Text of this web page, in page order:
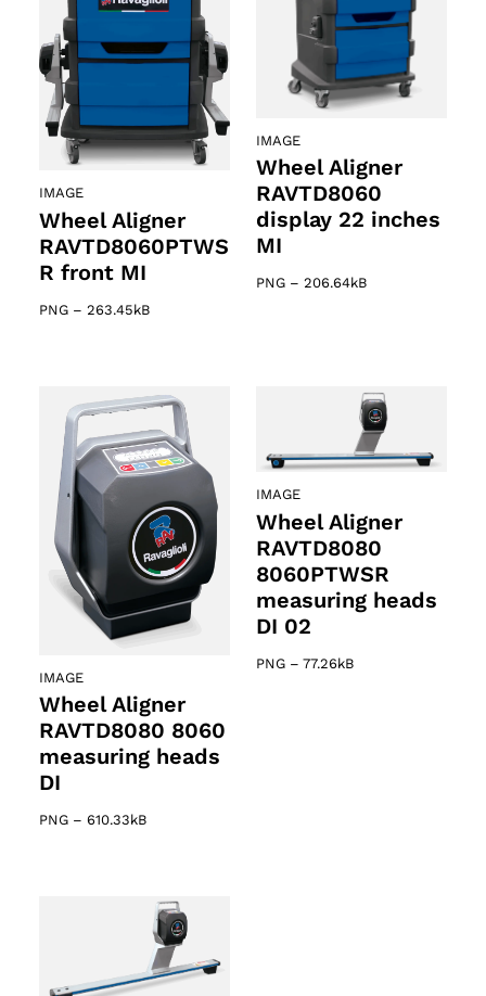
IMAGE
Wheel Aligner
RAVTD8060PTWS
R front MI
PNG – 263.45kB
IMAGE
Wheel Aligner
RAVTD8060
display 22 inches
MI
PNG – 206.64kB
IMAGE
Wheel Aligner
RAVTD8080 8060
measuring heads
DI
PNG – 610.33kB
IMAGE
Wheel Aligner
RAVTD8080
8060PTWSR
measuring heads
DI 02
PNG – 77.26kB